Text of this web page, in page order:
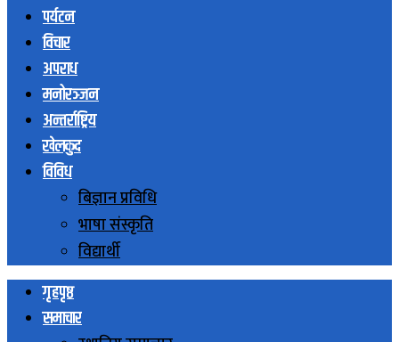
पर्यटन
विचार
अपराध
मनोरञ्जन
अन्तर्राष्ट्रिय
खेलकुद
विविध
बिज्ञान प्रविधि
भाषा संस्कृति
विद्यार्थी
गृहपृष्ठ
समाचार